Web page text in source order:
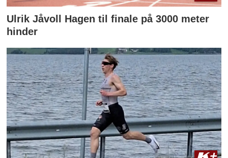
Ulrik Jåvoll Hagen til finale på 3000 meter
hinder